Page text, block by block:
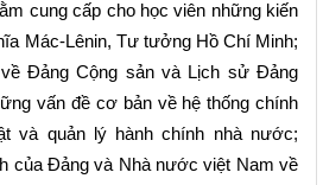
cung cấp cho học viên những kiến
Mác-Lênin, Tư tưởng Hồ Chí Minh;
Đảng Cộng sản và Lịch sử Đảng
vấn đề cơ bản về hệ thống chính
và quản lý hành chính nhà nước;
của Đảng và Nhà nước việt Nam về